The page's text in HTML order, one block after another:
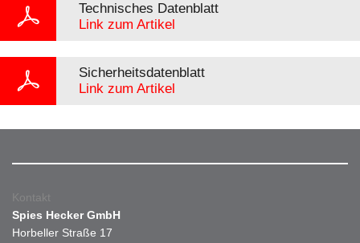
Technisches Datenblatt
Link zum Artikel
Sicherheitsdatenblatt
Link zum Artikel
Kontakt
Spies Hecker GmbH
Horbeller Straße 17